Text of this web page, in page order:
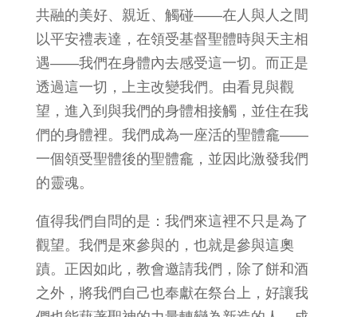
共融的美好、親近、觸碰——在人與人之間
以平安禮表達，在領受基督聖體時與天主相
遇——我們在身體內去感受這一切。而正是
透過這一切，上主改變我們。由看見與觀
望，進入到與我們的身體相接觸，並住在我
們的身體裡。我們成為一座活的聖體龕——
一個領受聖體後的聖體龕，並因此激發我們
的靈魂。
值得我們自問的是：我們來這裡不只是為了
觀望。我們是來參與的，也就是參與這奧
蹟。正因如此，教會邀請我們，除了餅和酒
之外，將我們自己也奉獻在祭台上，好讓我